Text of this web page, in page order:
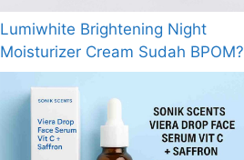
Lumiwhite Brightening Night
Moisturizer Cream Sudah BPOM?